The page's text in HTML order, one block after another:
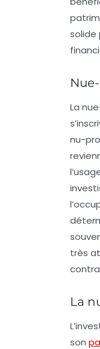
solide
La
nu-
très
La
L’
son